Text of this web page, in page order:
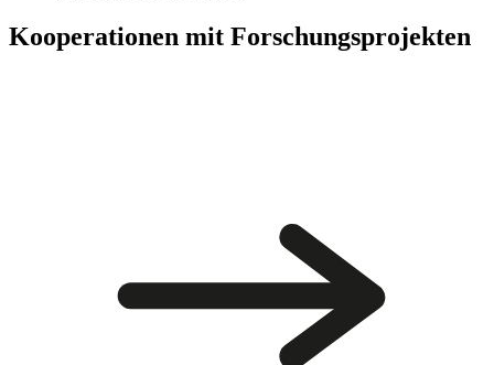
Kooperationen mit Forschungsprojekten